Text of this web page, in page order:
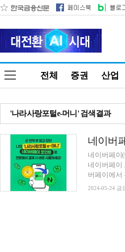
전체 증권 산업
'나라사랑포털e-머니' 검색결과
네이버페이
네이버페이
버페이에서
2024-05-24 금